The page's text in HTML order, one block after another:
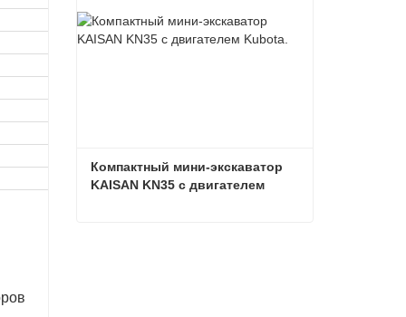
Компактный мини-экскаватор
KAISAN KN35 с двигателем